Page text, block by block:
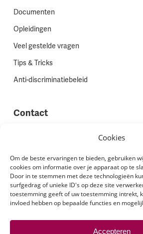
Cookies
Om de beste ervaringen te bieden, gebruiken
cookies om informatie over je apparaat op te
Door in te stemmen met deze technologieën
surfgedrag of unieke ID's op deze site
toestemming geeft of uw toestemming intrekt,
invloed hebben op bepaalde functies en
Accepteren
Documenten
Opleidingen
Veel gestelde vragen
Tips & Tricks
Anti-discriminatiebeleid
Contact
Site feedback
Klachten